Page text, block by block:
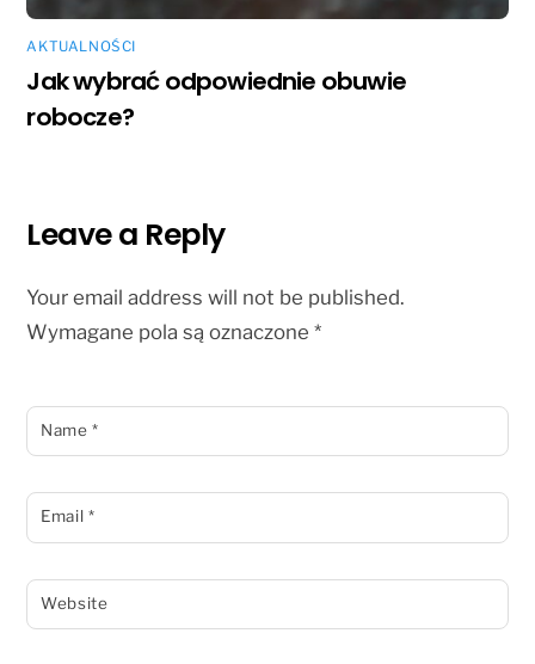
AKTUALNOŚCI
Jak wybrać odpowiednie obuwie
robocze?
Leave a Reply
Your email address will not be published.
Wymagane pola są oznaczone*
Name*
Email *
Website